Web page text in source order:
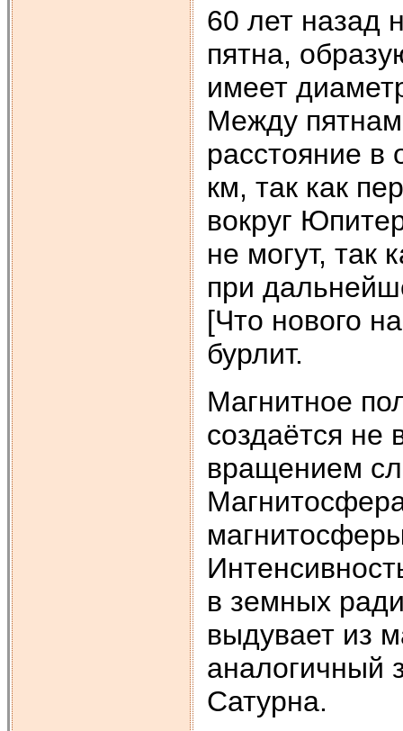
60 лет назад
пятна,
имеет
Между
расстояние в
км, так как
вокруг
не могут, так
при
[Что нового
бурлит.
Магнитное
создаётся не
вращением
в земных
выдувает из
аналогичный
Сатурна.